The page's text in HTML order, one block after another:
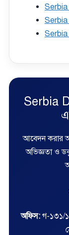
Serbia
আবেদন করার
অভিজ্ঞতা ও
অফিস:গ-১৩১/১,